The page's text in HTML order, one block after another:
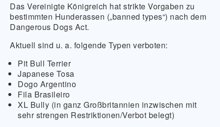
Das Vereinigte Königreich hat strikte Vorgaben zu
bestimmten Hunderassen („banned types“) nach dem
Dangerous Dogs Act.
Aktuell sind u. a. folgende Typen verboten:
Pit Bull Terrier
Japanese Tosa
Dogo Argentino
Fila Brasileiro
XL Bully (in ganz Großbritannien inzwischen mit
sehr strengen Restriktionen/Verbot belegt)